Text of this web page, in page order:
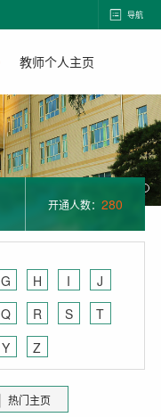
导航
教师个人主页
开通人数： 280
G H I
J
Q R S
T
Y Z
热门主页